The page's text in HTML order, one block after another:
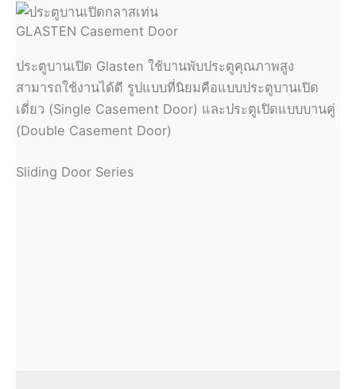
GLASTEN Casement Door
ประตูบานเปิด Glasten ใช้บานพับประตูคุณภาพสูง
สามารถใช้งานได้ดี รูปแบบที่นิยมคือแบบประตูบานเปิด
เดี่ยว (Single Casement Door) และประตูเปิดแบบบานคู่
(Double Casement Door)
Sliding Door Series